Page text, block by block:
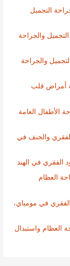
التجميل
والجراحة
والجراحة
أمراض قلب
الأطفال العامة
والجنف في
الفقري في الهند
العظام
في مومباي،
العظام واستبدال